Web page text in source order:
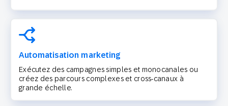
Automatisation marketing
Exécutez des campagnes simples et monocanales ou
créez des parcours complexes et cross-canaux à
grande échelle.